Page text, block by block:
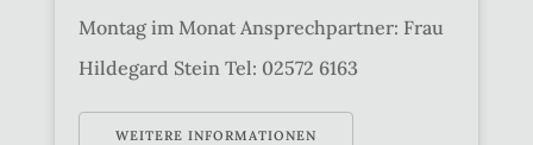
Montag im Monat Ansprechpartner: Frau
Hildegard Stein Tel: 02572 6163
WEITERE INFORMATIONEN